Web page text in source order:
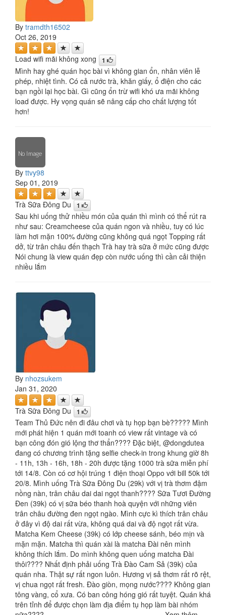
By tramdth16502
Oct 26, 2019
Load wifi mãi không xong 1
Mình hay ghé quán học bài vì không gian ổn, nhân viên lễ
phép, nhiệt tình. Có cả nước trà, khăn giấy, ổ điện cho các
bạn ngồi lại học bài. Gì cũng ổn trừ wifi khó ưa mãi không
load được. Hy vọng quán sẽ nâng cấp cho chất lượng tốt
hơn!
By ttvy98
Sep 01, 2019
Trà Sữa Đông Du 1
Sau khi uống thử nhiều món của quán thì mình có thể rút ra
như sau: Creamcheese của quán ngon và nhiều, tuy có lúc
làm hơi mặn 100% đường cũng không quá ngọt Topping rất
dở, từ trân châu đến thạch Trà hay trà sữa ở mức cũng được
Nói chung là view quán đẹp còn nước uống thì cần cải thiện
nhiều lắm
By nhozsukem
Jan 31, 2020
Trà Sữa Đông Du 1
Team Thủ Đức nên đi đâu chơi và tụ họp bạn bè????? Mình
mới phát hiện 1 quán mới toanh có view rất vintage và có
bạn công đón gió lộng thơ thẩn???? Đặc biệt, @dongdutea
đang có chương trình tặng selfie check-in trong khung giờ 8h
- 11h, 13h - 16h, 18h - 20h được tặng 1000 trà sữa miễn phí
tới 14/8. Còn có cơ hội trúng 1 điện thoại Oppo với bill 50k tới
20/8. Mình uống Trà Sữa Đông Du (29k) với vị trà thơm đậm
nồng nàn, trân châu dai dai ngọt thanh???? Sữa Tươi Đường
Đen (39k) có vị sữa béo thanh hoà quyện với những viên
trân châu đường đen ngọt ngào. Mình cực kì thích trân châu
ở đây vì độ dai rất vừa, không quá dai và độ ngọt rất vừa.
Matcha Kem Cheese (39k) có lớp cheese sánh, béo mịn và
mặn mặn. Matcha thì quán xài là matcha Đài nên mình
không thích lắm. Do mình không quen uống matcha Đài
thôi???? Nhất định phải uống Trà Đào Cam Sả (39k) của
quán nha. Thật sự rất ngon luôn. Hương vị sả thơm rất rõ rệt,
vị chua ngọt rất fresh. Đào giòn, mọng nước???? Không gian
tông vàng, cổ xưa. Có ban công hóng gió rất tuyệt. Quán khá
trên tỉnh để được chọn làm địa điểm tụ họp làm bài nhóm